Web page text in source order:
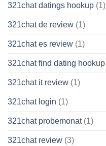
321chat datings hookup (1)
321chat de review (1)
321chat es review (1)
321chat find dating hookup
321chat it review (1)
321chat login (1)
321chat probemonat(1)
321chat review (3)